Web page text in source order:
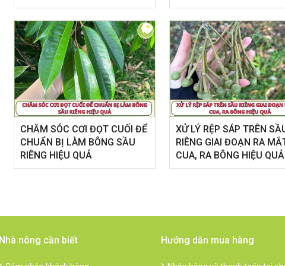
CHĂM SÓC CƠI ĐỌT CUỐI ĐỂ
CHUẨN BỊ LÀM BÔNG SẦU
RIÊNG HIỆU QUẢ
XỬ LÝ RỆP SÁP TRÊN
RIÊNG GIAI ĐOẠN RA
CUA, RA BÔNG HIỆU QUẢ
Nhà nông cần biết Hướng dẫn mua hàng